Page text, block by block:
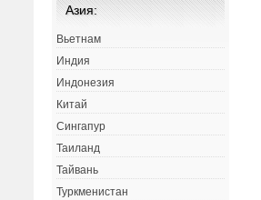
Азия:
Вьетнам
Индия
Индонезия
Китай
Сингапур
Таиланд
Тайвань
Туркменистан